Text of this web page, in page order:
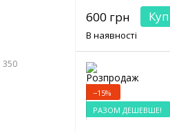
600 грн
В наявності
−15%
РАЗОМ ДЕШЕВШЕ!
350